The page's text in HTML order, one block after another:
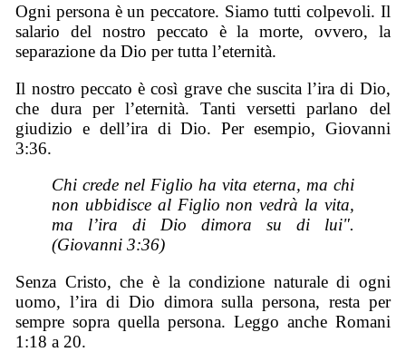
Ogni persona è un peccatore. Siamo tutti colpevoli. Il
salario del nostro peccato è la morte, ovvero, la
separazione da Dio per tutta l’eternità.
Il nostro peccato è così grave che suscita l’ira di Dio,
che dura per l’eternità. Tanti versetti parlano del
giudizio e dell’ira di Dio. Per esempio, Giovanni
3:36.
Chi crede nel Figlio ha vita eterna, ma chi
non ubbidisce al Figlio non vedrà la vita,
ma l’ira di Dio dimora su di lui".
(Giovanni 3:36)
Senza Cristo, che è la condizione naturale di ogni
uomo, l’ira di Dio dimora sulla persona, resta per
sempre sopra quella persona. Leggo anche Romani
1:18 a 20.